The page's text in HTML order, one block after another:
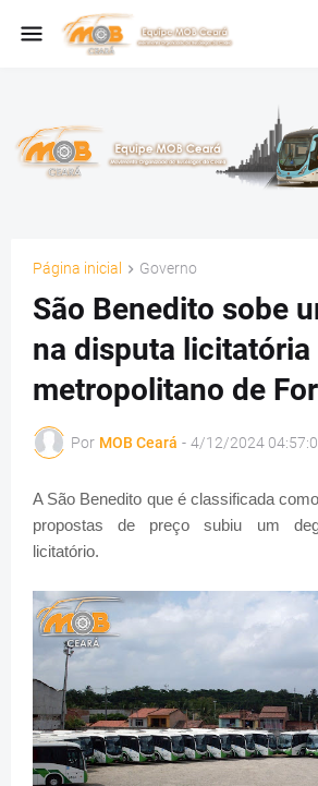
Página inicial Governo
São Benedito sobe
na disputa licitatória
metropolitano de
Por MOB Ceará - 4/12/2024
A São Benedito que é classificada
propostas de preço subiu um
licitatório.